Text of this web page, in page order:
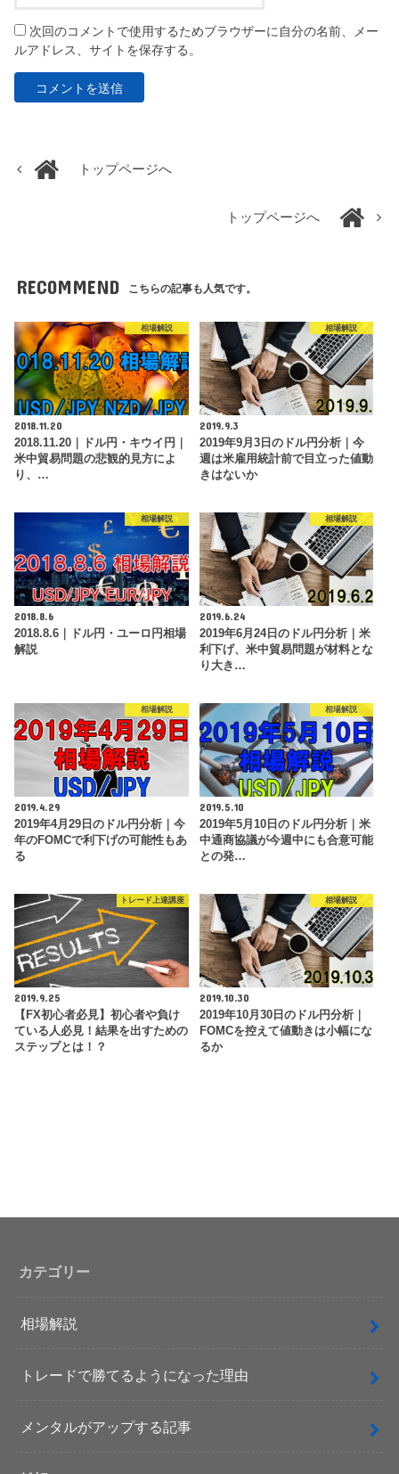
次回のコメントで使用するためブラウザーに自分の名前、メー
ルアドレス、サイトを保存する。
トップページへ
トップページへ
RECOMMEND こちらの記事も人気です。
相場解説
2018.11.20
2018.11.20｜ドル円・キウイ円｜
米中貿易問題の悲観的見方によ
り、…
相場解説
2019.9.3
2019年9月3日のドル円分析｜今
週は米雇用統計前で目立った値動
きはないか
相場解説
2018.8.6
2018.8.6｜ドル円・ユーロ円相場
解説
相場解説
2019.6.24
2019年6月24日のドル円分析｜米
利下げ、米中貿易問題が材料とな
り大き…
相場解説
2019.4.29
2019年4月29日のドル円分析｜今
年のFOMCで利下げの可能性もあ
る
相場解説
2019.5.10
2019年5月10日のドル円分析｜米
中通商協議が今週中にも合意可能
との発…
トレード上達講座
2019.9.25
【FX初心者必見】初心者や負け
ている人必見！結果を出すための
ステップとは！？
相場解説
2019.10.30
2019年10月30日のドル円分析｜
FOMCを控えて値動きは小幅にな
るか
カテゴリー
相場解説
トレードで勝てるようになった理由
メンタルがアップする記事